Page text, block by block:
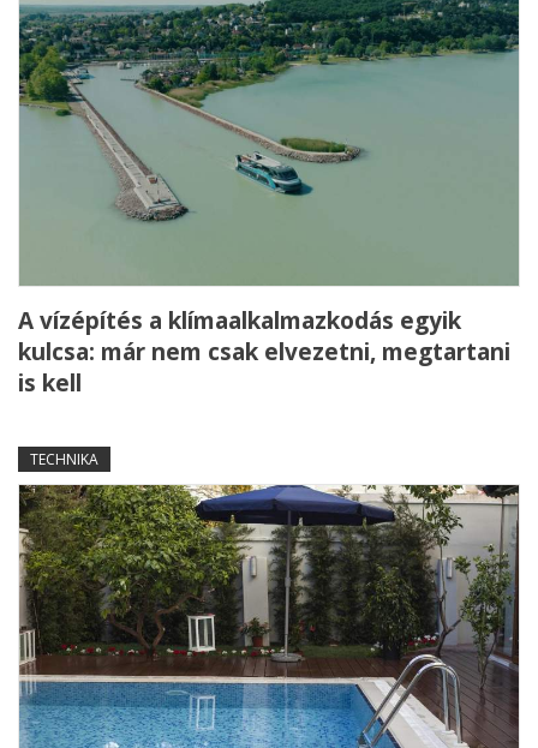
A vízépítés a klímaalkalmazkodás egyik
kulcsa: már nem csak elvezetni, megtartani
is kell
TECHNIKA